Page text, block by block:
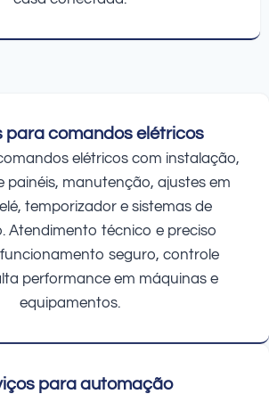
para comandos elétricos
elétricos com instalação,
painéis, manutenção, ajustes em
temporizador e sistemas de
Atendimento técnico e preciso
seguro, controle
performance em máquinas e
equipamentos.
para automação